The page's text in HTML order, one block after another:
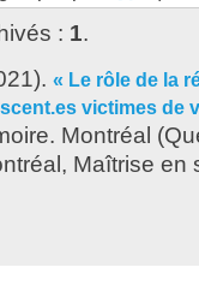
: 1.
« Le rôle de la
victimes de
Montréal
Maîtrise en